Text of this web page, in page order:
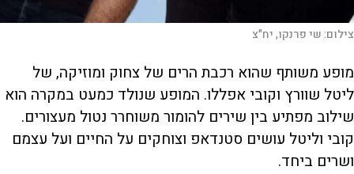
צילום:שי פרנקו, יח"צ
מופע משותף שהוא רכבת הרים של צחוק ומוזיקה, של
ליטל שוורץ וקובי אפללו. המופע שנולד כמעט במקרה הוא
שילוב מפתיע בין שירים להומור משוחרר נטול מעצורים.
קובי וליטל עושים סטנדאפ וצוחקים על החיים ועל עצמם
ושרים ביחד.